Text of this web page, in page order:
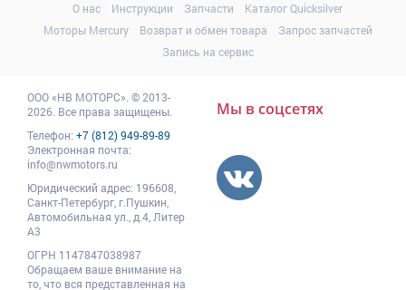
О нас
Инструкции Запчасти
Каталог Quicksilver
Моторы Mercury
Возврат и обмен товара
Запрос запчастей
Запись на сервис
ООО«НВ МОТОРС». © 2013-
2026. Все права защищены.
Телефон: +7 (812) 949-89-89
Электронная почта:
info@nwmotors.ru
Юридический адрес: 196608,
Санкт-Петербург, г.Пушкин,
Автомобильная ул., д.4, Литер
А3
ОГРН 1147847038987
Обращаем ваше внимание на
то, что вся представленная на
Мы в соцсетях